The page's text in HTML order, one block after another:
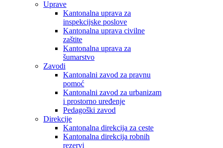
Uprave
Kantonalna uprava za
inspekcijske poslove
Kantonalna uprava civilne
zaštite
Kantonalna uprava za
šumarstvo
Zavodi
Kantonalni zavod za pravnu
pomoć
Kantonalni zavod za urbanizam
i prostorno uređenje
Pedagoški zavod
Direkcije
Kantonalna direkcija za ceste
Kantonalna direkcija robnih
rezervi